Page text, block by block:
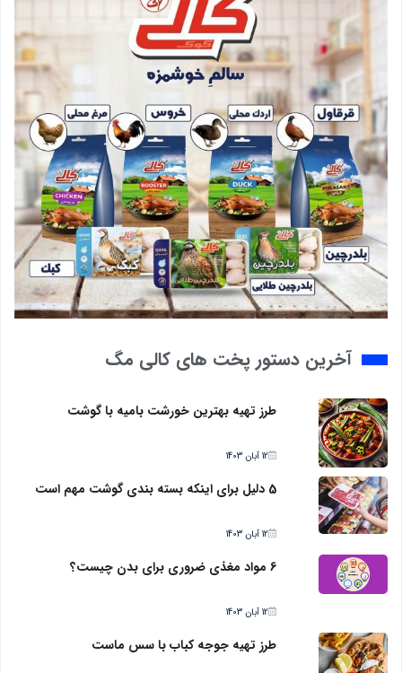
آخرین دستور پخت های کالی مگ
طرز تهیه بهترین خورشت بامیه با گوشت
12 آبان 1403
5 دلیل برای اینکه بسته بندی گوشت مهم است
12 آبان 1403
6 مواد مغذی ضروری برای بدن چیست؟
12 آبان 1403
طرز تهیه جوجه کباب با سس ماست